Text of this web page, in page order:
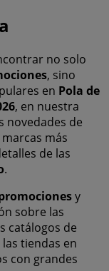
no solo
, sino
en Pola de
, en nuestra
novedades de
más
de las
.
y
sobre las
catálogos de
tiendas en
con grandes